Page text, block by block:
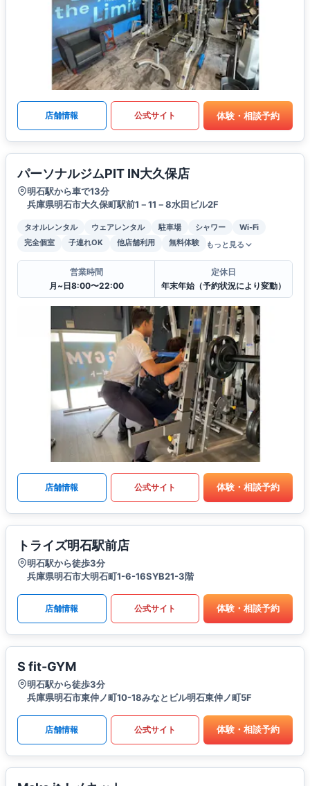
店舗情報 公式サイト 体験・相談予約
パーソナルジムPIT IN大久保店
明石駅から車で13分
兵庫県明石市大久保町駅前1－11－8水田ビル2F
タオルレンタル ウェアレンタル 駐車場 シャワー
Wi-Fi
完全個室
子連れOK 他店舗利用 無料体験 もっと見る
営業時間
月~日8:00〜22:00
定休日
年末年始（予約状況により変動）
店舗情報 公式サイト 体験・相談予約
トライズ明石駅前店
明石駅から徒歩3分
兵庫県明石市大明石町1-6-16SYB21-3階
店舗情報 公式サイト 体験・相談予約
S fit-GYM
明石駅から徒歩3分
兵庫県明石市東仲ノ町10-18みなとビル明石東仲ノ町5F
店舗情報 公式サイト 体験・相談予約